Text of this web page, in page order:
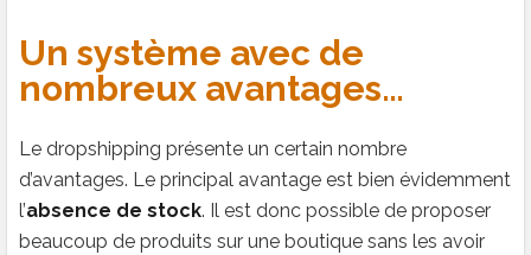
Un système avec de
nombreux avantages…
Le dropshipping présente un certain nombre
d’avantages. Le principal avantage est bien évidemment
l’absence de stock. Il est donc possible de proposer
beaucoup de produits sur une boutique sans les avoir